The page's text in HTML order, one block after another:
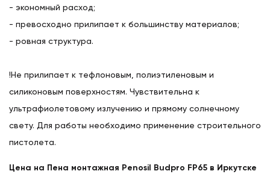
- экономный расход;
- превосходно прилипает к большинству материалов;
- ровная структура.
!Не прилипает к тефлоновым, полиэтиленовым и
силиконовым поверхностям. Чувствительна к
ультрафиолетовому излучению и прямому солнечному
свету. Для работы необходимо применение строительного
пистолета.
Цена на Пена монтажная Penosil Budpro FP65 в Иркутске